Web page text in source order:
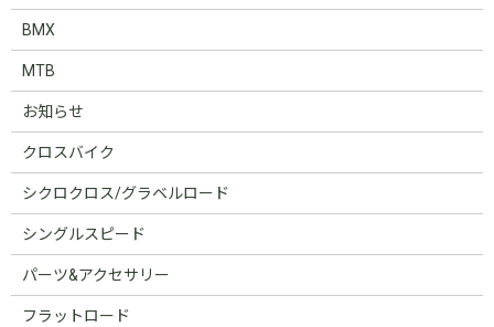
BMX
MTB
お知らせ
クロスバイク
シクロクロス/グラベルロード
シングルスピード
パーツ&アクセサリー
フラットロード